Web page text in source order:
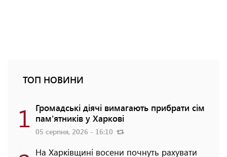
ТОП НОВИНИ
1 Громадські діячі вимагають прибрати сім
пам'ятників у Харкові
05 серпня, 2026 - 16:10
На Харківщині восени почнуть рахувати